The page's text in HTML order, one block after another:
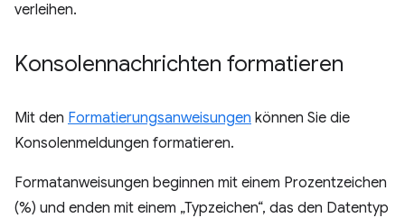
verleihen.
Konsolennachrichten formatieren
Mit den Formatierungsanweisungen können Sie die
Konsolenmeldungen formatieren.
Formatanweisungen beginnen mit einem Prozentzeichen
(%) und enden mit einem „Typzeichen“, das den Datentyp